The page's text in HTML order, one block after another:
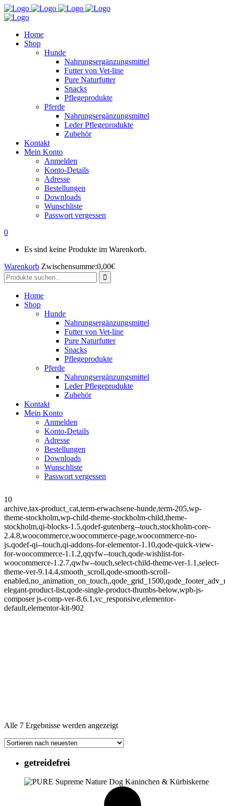
Home
Shop
Hunde
Nahrungsergänzungsmittel
Futter von Vet-line
Pure Naturfutter
Snacks
Pflegeprodukte
Pferde
Nahrungsergänzungsmittel
Leder Pflegeprodukte
Zubehör
Kontakt
Mein Konto
Anmelden
Konto-Details
Adresse
Bestellungen
Downloads
Wunschliste
Passwort vergessen
0
Es sind keine Produkte im Warenkorb.
Warenkorb Zwischensumme:0,00€
Search
for:
Home
Shop
Hunde
Nahrungsergänzungsmittel
Futter von Vet-line
Pure Naturfutter
Snacks
Pflegeprodukte
Pferde
Nahrungsergänzungsmittel
Leder Pflegeprodukte
Zubehör
Kontakt
Mein Konto
Anmelden
Konto-Details
Adresse
Bestellungen
Downloads
Wunschliste
Passwort vergessen
10
archive,tax-product_cat,term-erwachsene-hunde,term-205,wp-
theme-stockholm,wp-child-theme-stockholm-child,theme-
stockholm,qi-blocks-1.5,qodef-gutenberg--touch,stockholm-core-
2.4.8,woocommerce,woocommerce-page,woocommerce-no-
js,qodef-qi--touch,qi-addons-for-elementor-1.10,qode-quick-view-
for-woocommerce-1.1.2,qqvfw--touch,qode-wishlist-for-
woocommerce-1.2.7,qwfw--touch,select-child-theme-ver-1.1,select-
theme-ver-9.14.4,smooth_scroll,qode-smooth-scroll-
elegant-product-list,qode-single-product-thumbs-below,wpb-js-
composer js-comp-ver-8.6.1,vc_responsive,elementor-
default,elementor-kit-902
Alle 7 Ergebnisse werden angezeigtNach
sortiert
getreidefrei